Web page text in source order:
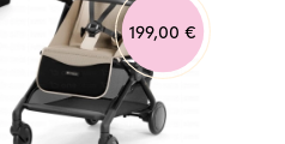
199,00 €